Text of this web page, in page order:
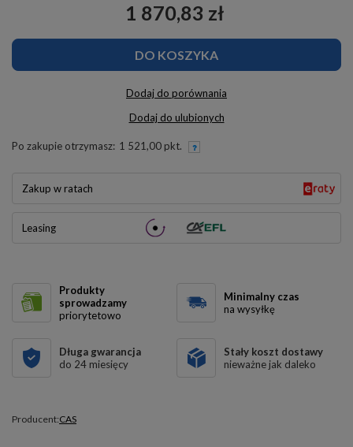
1 870,83 zł
DO KOSZYKA
Dodaj do porównania
Dodaj do ulubionych
Po zakupie otrzymasz: 1 521,00 pkt.
Zakup w ratach
Leasing
Produkty
sprowadzamy
priorytetowo
Minimalny czas
na wysyłkę
Długa gwarancja
do 24 miesięcy
Stały koszt dostawy
nieważne jak daleko
Producent:CAS